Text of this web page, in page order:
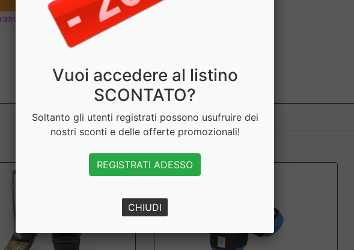
Vuoi accedere al listino
SCONTATO?
Soltanto gli utenti registrati possono usufruire dei
nostri sconti e delle offerte promozionali!
REGISTRATI ADESSO
CHIUDI